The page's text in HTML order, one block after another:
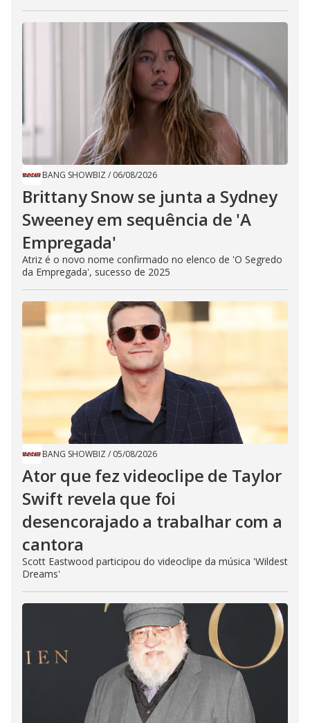
BANG SHOWBIZ / 06/08/2026
Brittany Snow se junta a Sydney
Sweeney em sequência de ​'A
Empregada​'
Atriz é o novo nome confirmado no elenco de 'O Segredo
da Empregada', sucesso de 2025
BANG SHOWBIZ / 05/08/2026
Ator que fez videoclipe de Taylor
Swift revela que foi
desencorajado a trabalhar com a
cantora
Scott Eastwood participou do videoclipe da música 'Wildest
Dreams'